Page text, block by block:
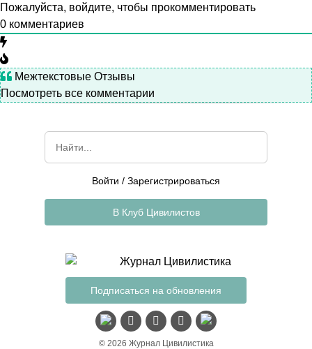
Пожалуйста, войдите, чтобы прокомментировать
0 комментариев
Межтекстовые Отзывы
Посмотреть все комментарии
Подписаться на обновления
© 2026 Журнал Цивилистика
Войти / Зарегистрироваться
В Клуб Цивилистов